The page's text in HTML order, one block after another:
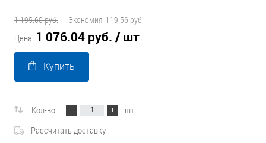
1 195.60 руб. Экономия: 119.56 руб.
Цена: 1 076.04 руб. / шт
Купить
Кол-во:
шт
Рассчитать доставку